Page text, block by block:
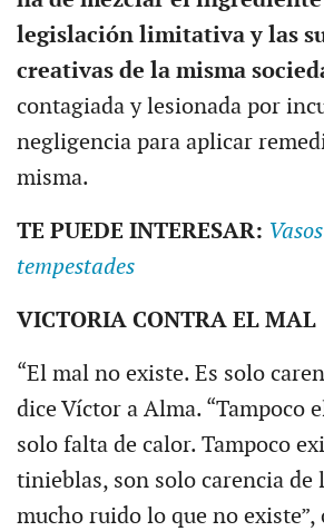
legislación limitativa y las
creativas de la misma
contagiada y lesionada por
negligencia para aplicar
misma.
TE PUEDE INTERESAR:
tempestades
VICTORIA CONTRA EL MAL
“El mal no existe. Es solo
dice Víctor a Alma. “Tampoco
solo falta de calor. Tampoco
tinieblas, son solo carencia de
mucho ruido lo que no existe”,